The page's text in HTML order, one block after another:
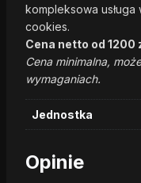
kompleksowa
cookies.
Cena netto od 1200
Cena minimalna,
wymaganiach.
Jednostka
Opinie